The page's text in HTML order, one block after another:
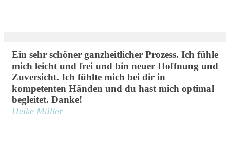
Ein sehr schöner ganzheitlicher Prozess. Ich fühle
mich leicht und frei und bin neuer Hoffnung und
Zuversicht. Ich fühlte mich bei dir in
kompetenten Händen und du hast mich optimal
begleitet. Danke!
Heike Müller